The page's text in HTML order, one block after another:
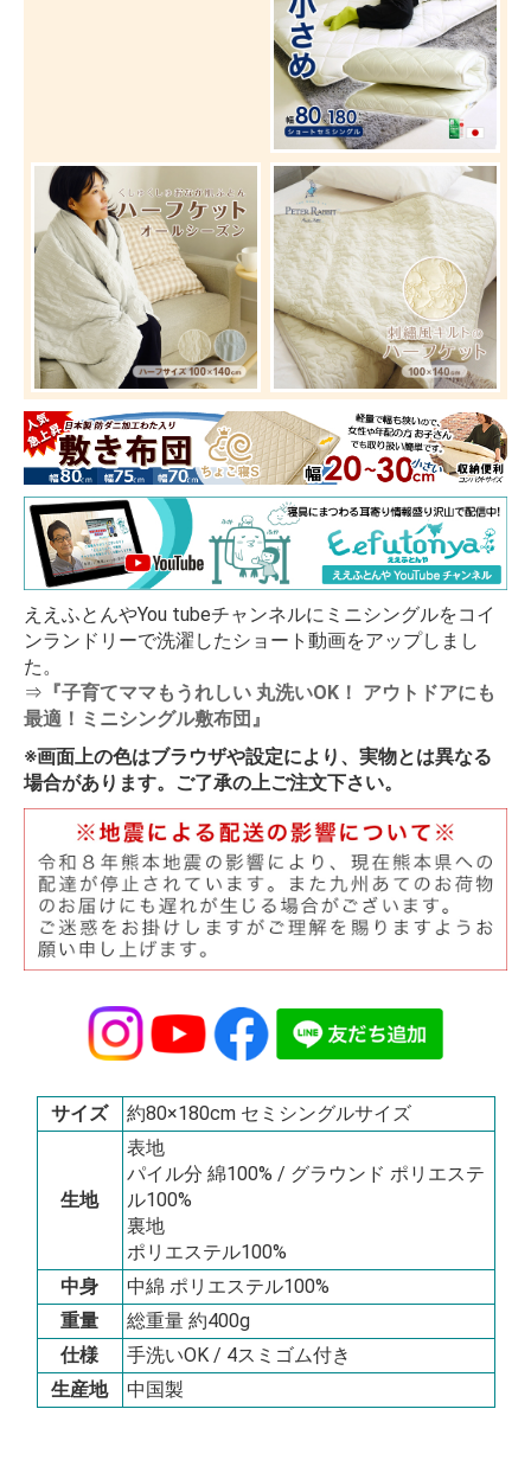
ええふとんやYou tubeチャンネルにミニシングルをコイ
ンランドリーで洗濯したショート動画をアップしまし
た。
⇒ 『子育てママもうれしい 丸洗いOK！ アウトドアにも
最適！ミニシングル敷布団』
※画面上の色はブラウザや設定により、実物とは異なる
場合があります。ご了承の上ご注文下さい。
サイズ 約80×180cm セミシングルサイズ
生地
表地
パイル分 綿100% / グラウンド ポリエステ
ル100%
裏地
ポリエステル100%
中身
中綿 ポリエステル100%
重量
総重量 約400g
仕様
手洗いOK / 4スミゴム付き
生産地
中国製